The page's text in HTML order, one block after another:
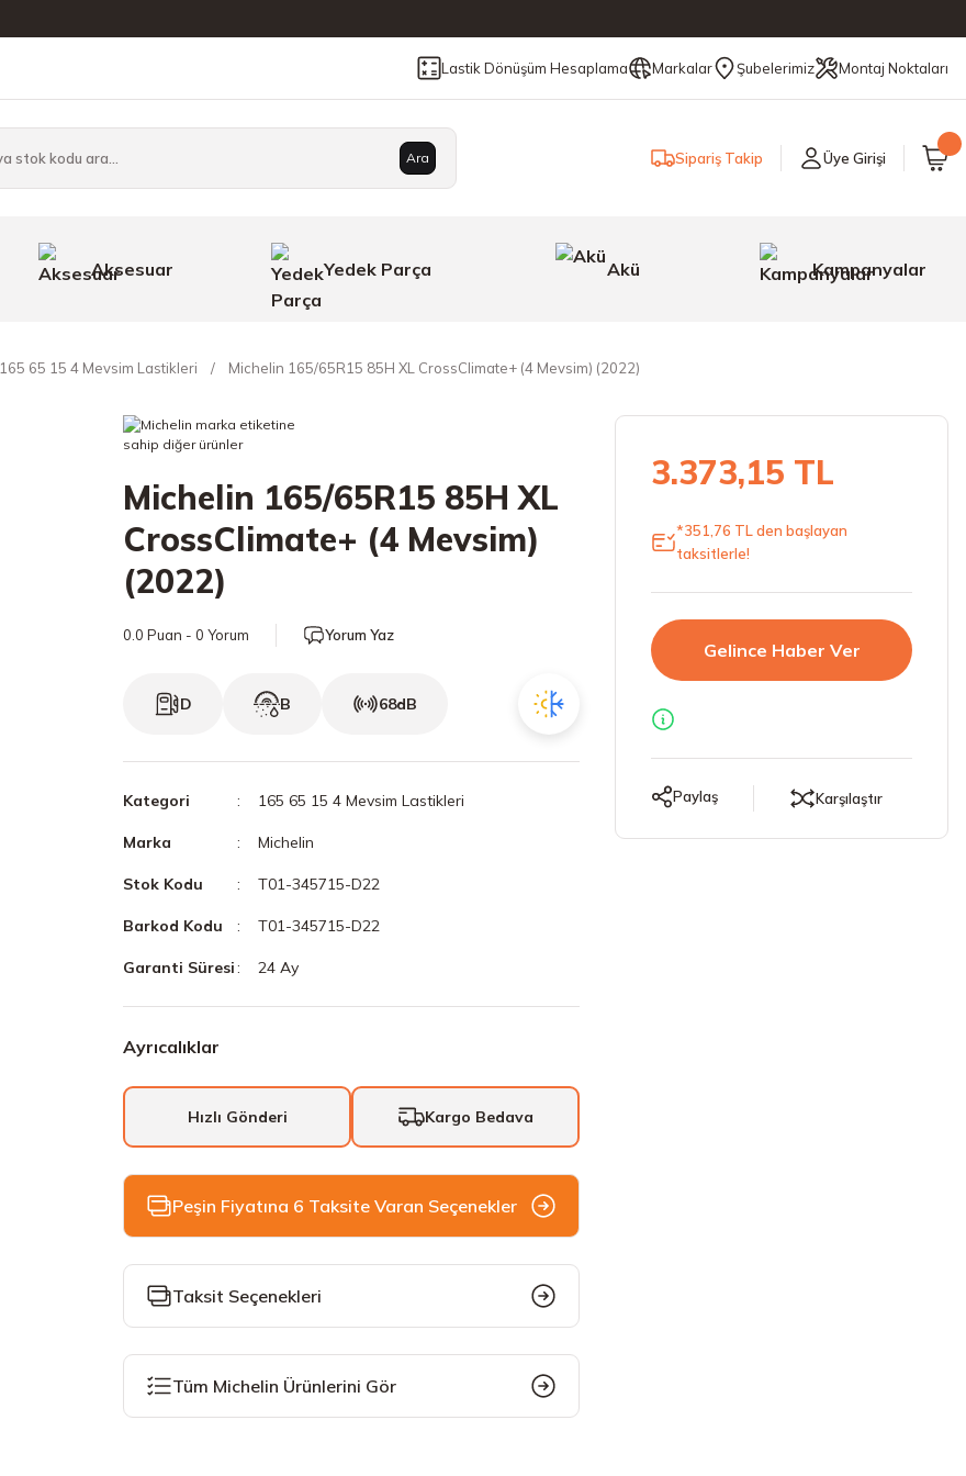
Lastik Dönüşüm Hesaplama Markalar Şubelerimiz Montaj Noktaları
Ara Sipariş Takip Üye Girişi
Aksesuar Yedek Parça Akü Kampanyalar
165 65 15 4 Mevsim Lastikleri Michelin 165/65R15 85H XL CrossClimate+ (4 Mevsim) (2022)
Michelin 165/65R15 85H XL
CrossClimate+ (4 Mevsim)
(2022)
0.0 Puan - 0 Yorum Yorum Yaz
D B 68dB
Kategori 165 65 15 4 Mevsim Lastikleri
Marka Michelin
Stok Kodu T01-345715-D22
Barkod Kodu T01-345715-D22
Garanti Süresi 24 Ay
Ayrıcalıklar
Hızlı Gönderi Kargo Bedava
Peşin Fiyatına 6 Taksite Varan Seçenekler
Taksit Seçenekleri
Tüm Michelin Ürünlerini Gör
3.373,15 TL
*351,76 TL den başlayan
taksitlerle!
Gelince Haber Ver
Paylaş Karşılaştır